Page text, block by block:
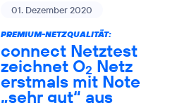
01. Dezember 2020
PREMIUM-NETZQUALITÄT:
connect Netztest
zeichnet O2 Netz
erstmals mit Note
„sehr gut“ aus